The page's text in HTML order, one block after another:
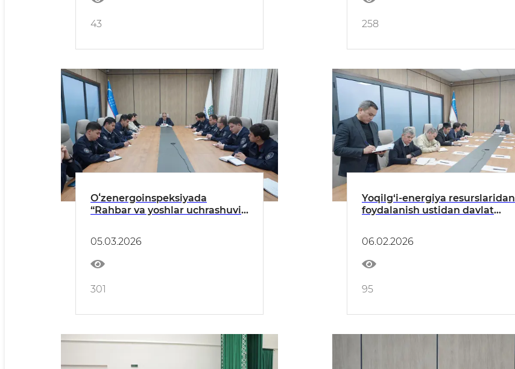
43 258
Oʻzenergoinspeksiyada
“Rahbar va yoshlar uchrashuvi”
05.03.2026
301
Yoqilg‘i-energiya resurslaridan
foydalanish ustidan davlat
tadbirlar muhokama qilindi
06.02.2026
95